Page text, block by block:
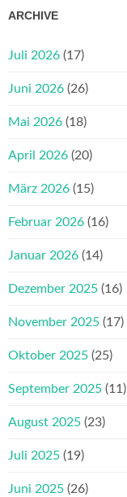
ARCHIVE
Juli 2026 (17)
Juni 2026 (26)
Mai 2026 (18)
April 2026 (20)
März 2026 (15)
Februar 2026 (16)
Januar 2026 (14)
Dezember 2025 (16)
November 2025 (17)
Oktober 2025 (25)
September 2025 (11)
August 2025 (23)
Juli 2025 (19)
Juni 2025 (26)